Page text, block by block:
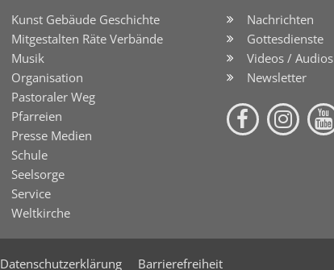
Kunst Gebäude Geschichte
Mitgestalten Räte Verbände
Musik
Organisation
Pastoraler Weg
Pfarreien
Presse Medien
Schule
Seelsorge
Service
Weltkirche
Nachrichten
Gottesdienste
Videos / Audios
Newsletter
Datenschutzerklärung Barrierefreiheit